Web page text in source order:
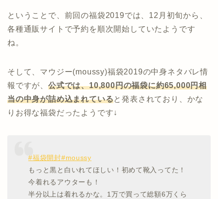
ということで、前回の福袋2019では、12月初旬から、
各種通販サイトで予約を順次開始していたようです
ね。
そして、マウジー(moussy)福袋2019の中身ネタバレ情
報ですが、 公式では、10,800円の福袋に約65,000円相
当の中身が詰め込まれていると発表されており、かな
りお得な福袋だったようです↓
#福袋開封#moussy
もっと黒と白いれてほしい！初めて靴入ってた！
今着れるアウターも！
半分以上は着れるかな。1万で買って総額6万くら